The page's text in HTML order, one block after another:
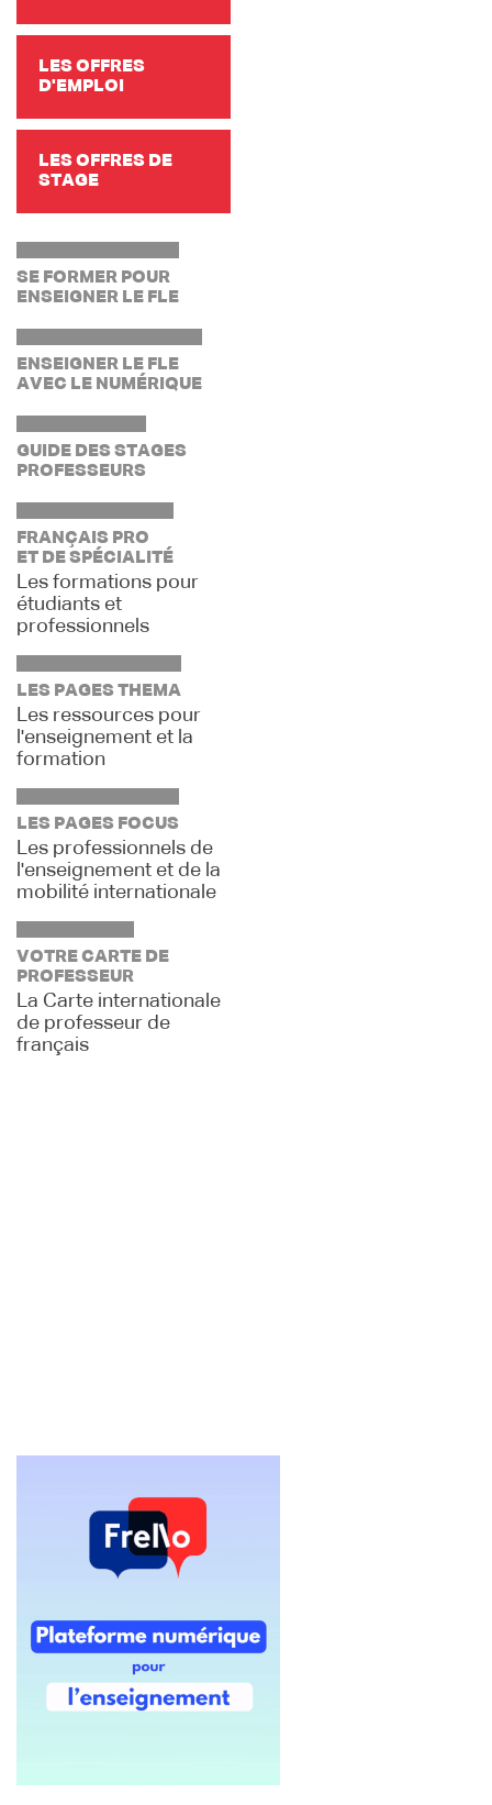
LES OFFRES
D'EMPLOI
LES OFFRES DE
STAGE
SE FORMER POUR
ENSEIGNER LE FLE
ENSEIGNER LE FLE
AVEC LE NUMÉRIQUE
GUIDE DES STAGES
PROFESSEURS
FRANÇAIS PRO
ET DE SPÉCIALITÉ
Les formations pour
étudiants et
professionnels
LES PAGES THEMA
Les ressources pour
l'enseignement et la
formation
LES PAGES FOCUS
Les professionnels de
l'enseignement et de la
mobilité internationale
VOTRE CARTE DE
PROFESSEUR
La Carte internationale
de professeur de
français